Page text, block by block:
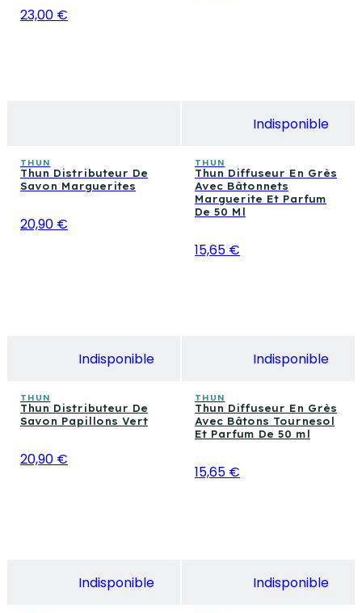
23,00 €
THUN
Thun Distributeur De
Savon Marguerites
20,90 €
Indisponible
THUN
Thun Diffuseur En Grès
Avec Bâtonnets
Marguerite Et Parfum
De 50 Ml
15,65 €
Indisponible
THUN
Thun Distributeur De
Savon Papillons Vert
20,90 €
Indisponible
THUN
Thun Diffuseur En Grès
Avec Bâtons Tournesol
Et Parfum De 50 ml
15,65 €
Indisponible Indisponible